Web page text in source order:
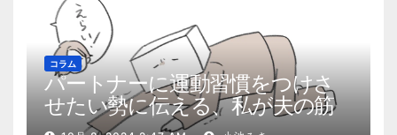
コラム
パートナーに運動習慣をつけさ
せたい勢に伝える、私が夫の筋
肉量を2kg増やした5ステップ